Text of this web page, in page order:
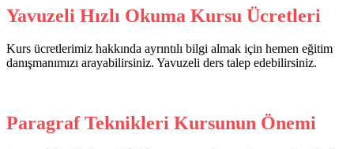
Yavuzeli Hızlı Okuma Kursu Ücretleri
Kurs ücretlerimiz hakkında ayrıntılı bilgi almak için hemen eğitim
danışmanımızı arayabilirsiniz. Yavuzeli ders talep edebilirsiniz.
Paragraf Teknikleri Kursunun Önemi